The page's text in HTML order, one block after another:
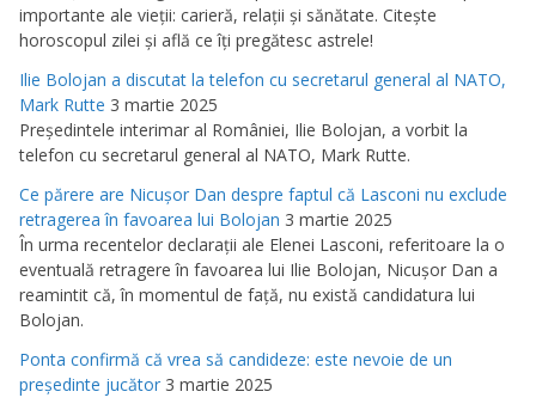
importante ale vieţii: carieră, relaţii şi sănătate. Citeşte
horoscopul zilei şi află ce îţi pregătesc astrele!
Ilie Bolojan a discutat la telefon cu secretarul general al NATO,
Mark Rutte 3 martie 2025
Preşedintele interimar al României, Ilie Bolojan, a vorbit la
telefon cu secretarul general al NATO, Mark Rutte.
Ce părere are Nicuşor Dan despre faptul că Lasconi nu exclude
retragerea în favoarea lui Bolojan 3 martie 2025
În urma recentelor declaraţii ale Elenei Lasconi, referitoare la o
eventuală retragere în favoarea lui Ilie Bolojan, Nicuşor Dan a
reamintit că, în momentul de faţă, nu există candidatura lui
Bolojan.
Ponta confirmă că vrea să candideze: este nevoie de un
preşedinte jucător 3 martie 2025